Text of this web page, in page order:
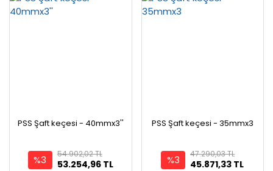
PSS Şaft keçesi - 40mmx3''
%3 53.254,96 TL
54.902,02 TL
PSS Şaft keçesi - 35mmx3
%3 45.871,33 TL
47.290,03 TL